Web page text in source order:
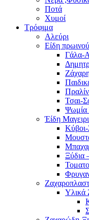
Ποτά
Χυμοί
Τρόφιμα
Αλεύρι
Είδη πρωινού
Γάλα-
Τσαι-
Ψωμία
Έίδη
Ξύδια
Υλικά